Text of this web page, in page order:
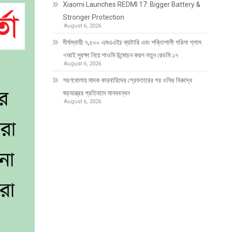
Xiaomi Launches REDMI 17: Bigger Battery &
Stronger Protection
August 6, 2026
দীর্ঘস্থায়ী ৭,৫০০ এমএএইচ ব্যাটারি এবং শক্তিশালী গরিলা গ্লাস
৭আই সুরক্ষা নিয়ে শাওমি উন্মোচন করল নতুন রেডমি ১৭
August 6, 2026
শরণখোলায় মাদক কারবারিদের গ্রেফতারের পর ওসির বিরুদ্ধে
ষড়যন্ত্রের প্রতিবাদে মানববন্ধন
August 6, 2026